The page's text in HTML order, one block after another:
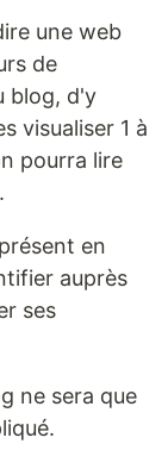
une web
de
blog, d'y
visualiser 1 à
pourra lire
en
auprès
ses
ne sera que